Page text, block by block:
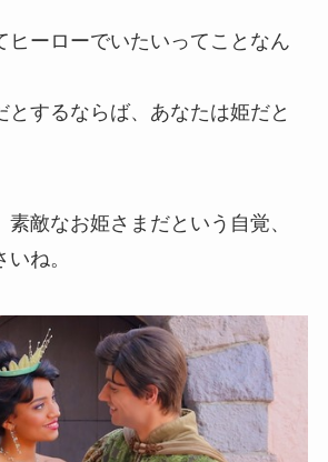
ヒーローでいたいってことなん
とするならば、あなたは姫だと
敵なお姫さまだという自覚、
ね。